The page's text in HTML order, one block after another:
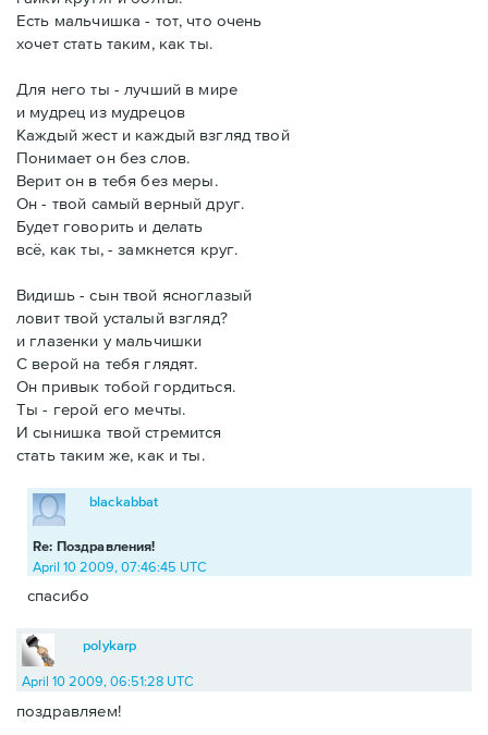
Есть мальчишка - тот, что очень
хочет стать таким, как ты.
Для него ты - лучший в мире
и мудрец из мудрецов
Каждый жест и каждый взгляд твой
Понимает он без слов.
Верит он в тебя без меры.
Он - твой самый верный друг.
Будет говорить и делать
всё, как ты, - замкнется круг.
Видишь - сын твой ясноглазый
ловит твой усталый взгляд?
и глазенки у мальчишки
С верой на тебя глядят.
Он привык тобой гордиться.
Ты - герой его мечты.
И сынишка твой стремится
стать таким же, как и ты.
Re: Поздравления!
blackabbat
April 10 2009, 07:46:45 UTC
спасибо
polykarp
April 10 2009, 06:51:28 UTC
поздравляем!